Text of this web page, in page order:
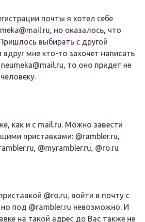
почты я хотел себе
но оказалось, что
выбирать с другой
вдруг мне кто-то захочет написать
то оно придет не
как и с mail.ru. Можно завести
приставками: @rambler.ru,
@myrambler.ru, @ro.ru
@ro.ru, войти в почту с
под @rambler.ru невозможно. И
на такой адрес до Вас также не